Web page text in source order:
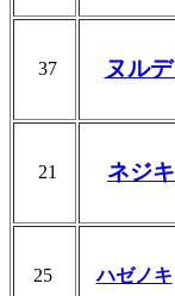
37 ヌルデ
21 ネジキ
25 ハゼノキ